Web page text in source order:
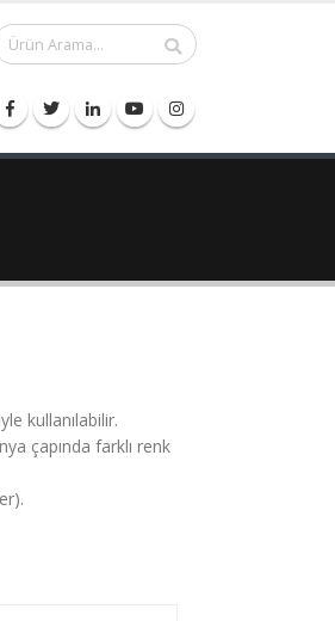
kullanılabilir.
çapında farklı renk